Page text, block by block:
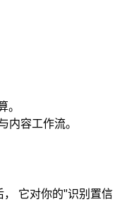
容工作流。
， 它对你的"识别置信